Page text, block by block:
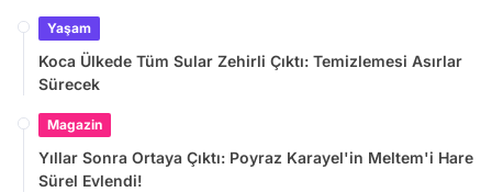
Yaşam
Koca Ülkede Tüm Sular Zehirli Çıktı: Temizlemesi Asırlar
Sürecek
Magazin
Yıllar Sonra Ortaya Çıktı: Poyraz Karayel'in Meltem'i Hare
Sürel Evlendi!